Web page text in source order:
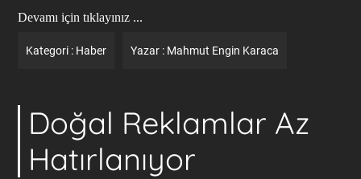
Devamı için tıklayınız ...
Kategori : Haber Yazar : Mahmut Engin Karaca
Doğal Reklamlar Az
Hatırlanıyor